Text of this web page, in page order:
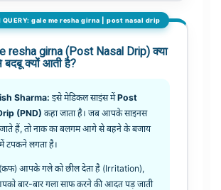
QUERY: gale me resha girna | post nasal drip
resha girna (Post Nasal Drip) क्या
क्यों आती है?
Sharma: इसे मेडिकल साइंस मेंPost
(PND) कहा जाता है। जब आपके साइनस
जाते हैं, तो नाक का बलगम आगे से बहने के बजाय
टपकने लगता है।
(कफ) आपके गले को छील देता है (Irritation),
बार-बार गला साफ करने की आदत पड़ जाती